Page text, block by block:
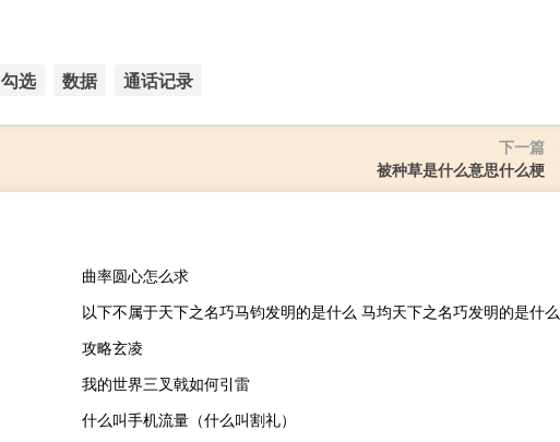
勾选 数据 通话记录
下一篇
被种草是什么意思什么梗
曲率圆心怎么求
以下不属于天下之名巧马钧发明的是什么 马均天下之名巧发明的是什么
攻略玄凌
我的世界三叉戟如何引雷
什么叫手机流量（什么叫割礼）